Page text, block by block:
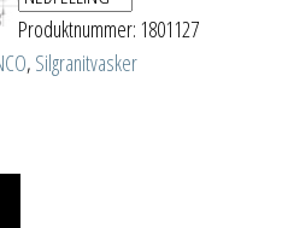
Produktnummer: 1801127
, Silgranitvasker